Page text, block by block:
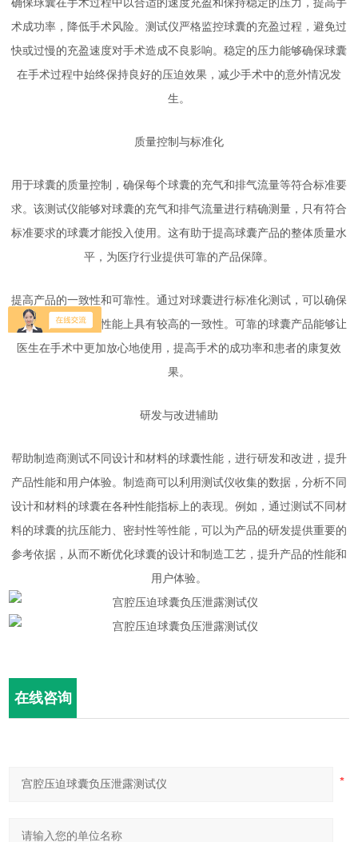
术成功率，降低手术风险。测试仪严格监控球囊的充盈过程，避免过
快或过慢的充盈速度对手术造成不良影响。稳定的压力能够确保球囊
在手术过程中始终保持良好的压迫效果，减少手术中的意外情况发
生。
质量控制与标准化
用于球囊的质量控制，确保每个球囊的充气和排气流量等符合标准要
求。该测试仪能够对球囊的充气和排气流量进行精确测量，只有符合
标准要求的球囊才能投入使用。这有助于提高球囊产品的整体质量水
平，为医疗行业提供可靠的产品保障。
提高产品的一致性和可靠性。通过对球囊进行标准化测试，可以确保
不同批次的球囊在性能上具有较高的一致性。可靠的球囊产品能够让
医生在手术中更加放心地使用，提高手术的成功率和患者的康复效
果。
研发与改进辅助
帮助制造商测试不同设计和材料的球囊性能，进行研发和改进，提升
产品性能和用户体验。制造商可以利用测试仪收集的数据，分析不同
设计和材料的球囊在各种性能指标上的表现。例如，通过测试不同材
料的球囊的抗压能力、密封性等性能，可以为产品的研发提供重要的
参考依据，从而不断优化球囊的设计和制造工艺，提升产品的性能和
用户体验。
在线咨询